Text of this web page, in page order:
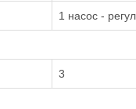
1 насос -
3